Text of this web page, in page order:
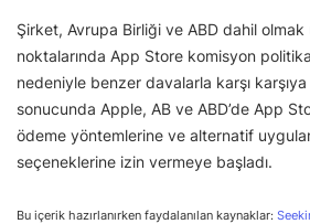
Şirket, Avrupa Birliği ve ABD dahil olmak
noktalarında App Store komisyon
nedeniyle benzer davalarla karşı karşıya
sonucunda Apple, AB ve ABD’de App
ödeme yöntemlerine ve alternatif
seçeneklerine izin vermeye başladı.
Bu içerik hazırlanırken faydalanılan kaynaklar: